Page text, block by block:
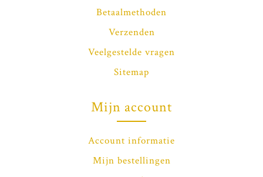
Betaalmethoden
Verzenden
Veelgestelde vragen
Sitemap
Mijn account
Account informatie
Mijn bestellingen